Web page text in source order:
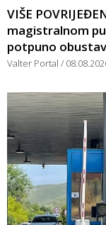
VIŠE
magistralnom
potpuno
Valter Portal